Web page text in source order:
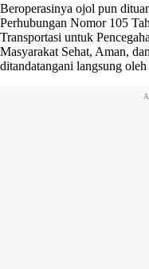
Beroperasinya ojol pun
Perhubungan Nomor 105
Transportasi untuk
Masyarakat Sehat, Aman,
ditandatangani langsung